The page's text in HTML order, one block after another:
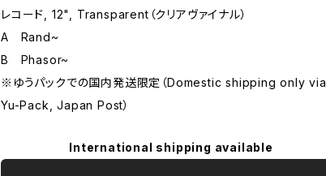
レコード, 12", Transparent（クリアヴァイナル）
A Rand~
B Phasor~
※ゆうパックでの国内発送限定（Domestic shipping only via
Yu-Pack, Japan Post）
International shipping available